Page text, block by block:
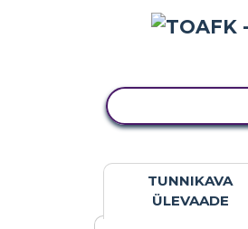
TUNNIKAVA
ÜLEVAADE